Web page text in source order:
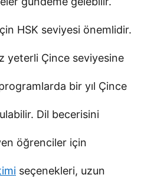
HSK seviyesi önemlidir.
yeterli Çince seviyesine
bir yıl Çince
Dil becerisini
öğrenciler için
seçenekleri, uzun